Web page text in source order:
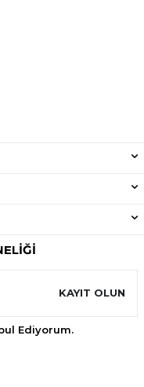
KAYIT OLUN
Ediyorum.